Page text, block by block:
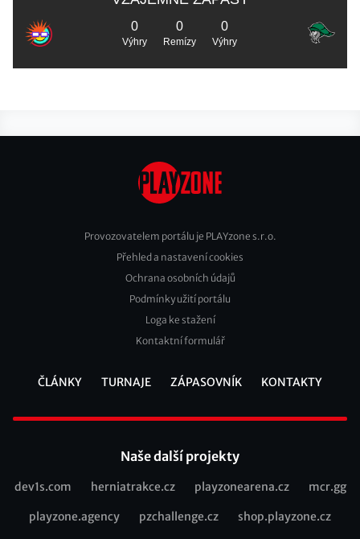
0
Výhry
0
Remízy
0
Výhry
Footer
Provozovatelem portálu je PLAYzone s.r.o.
Přehled a nastavení cookies
Ochrana osobních údajů
Podmínky užití portálu
Loga ke stažení
Kontaktní formulář
ČLÁNKY TURNAJE ZÁPASOVNÍK KONTAKTY
Naše další projekty
Recommended
dev1s.com herniatrakce.cz playzonearena.cz mcr.gg
playzone.agency pzchallenge.cz shop.playzone.cz